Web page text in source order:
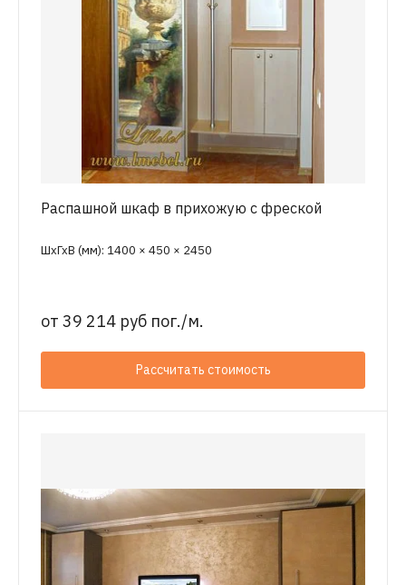
Распашной шкаф в прихожую с фреской
ШхГхВ (мм): 1400 × 450 × 2450
от 39 214 руб пог./м.
Рассчитать стоимость